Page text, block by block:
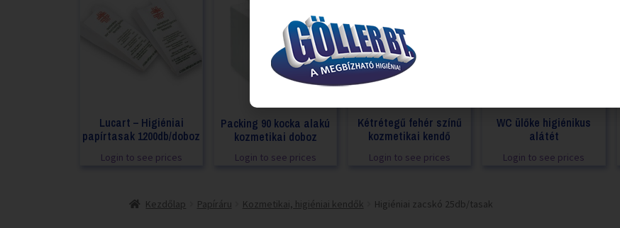
Lucart – Higiéniai
papírtasak 1200db/doboz
Login to see prices
Packing 90 kocka alakú
kozmetikai doboz
Login to see prices
Kétrétegű fehér színű
kozmetikai kendő
Login to see prices
WC ülőke higiénikus
alátét
Login to see prices
Kezdőlap Papíráru Kozmetikai, higiéniai kendők Higiéniai zacskó 25db/tasak